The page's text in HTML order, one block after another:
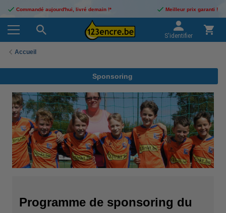
Commandé aujourd'hui, livré demain !* Meilleur prix garanti !
S'identifier
Accueil
Sponsoring
Programme de sponsoring du